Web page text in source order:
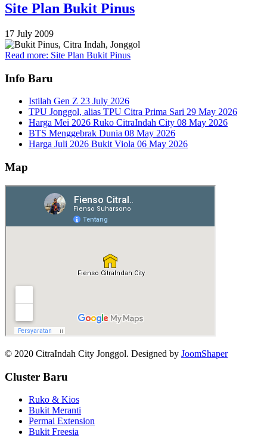
Site Plan Bukit Pinus
17 July 2009
Read more: Site Plan Bukit Pinus
Info Baru
Istilah Gen Z 23 July 2026
TPU Jonggol, alias TPU Citra Prima Sari 29 May 2026
Harga Mei 2026 Ruko CitraIndah City 08 May 2026
BTS Menggebrak Dunia 08 May 2026
Harga Juli 2026 Bukit Viola 06 May 2026
Map
© 2020 CitraIndah City Jonggol. Designed by JoomShaper
Cluster Baru
Ruko & Kios
Bukit Meranti
Permai Extension
Bukit Freesia